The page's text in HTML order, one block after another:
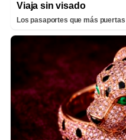
Viaja sin visado
Los pasaportes que más